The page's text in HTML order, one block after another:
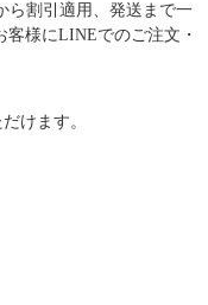
ら割引適用、発送まで一
様にLINEでのご注文・
けます。